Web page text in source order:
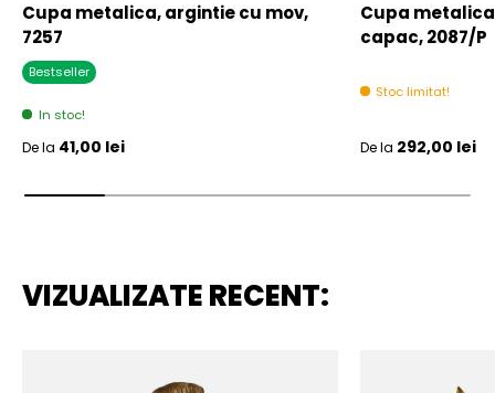
Cupa metalica, argintie cu mov,
7257
Bestseller
In stoc!
Pret initial
De la 41,00 lei
Cupa
capac, 2087/P
Stoc limitat!
Pret initial
De la 292,00 lei
VIZUALIZATE RECENT: